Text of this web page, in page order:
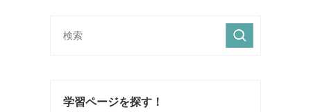
学習ページを探す！